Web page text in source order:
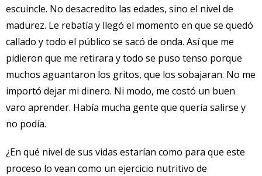
escuincle. No desacredito las edades, sino el nivel de
madurez. Le rebatía y llegó el momento en que se quedó
callado y todo el público se sacó de onda. Así que me
pidieron que me retirara y todo se puso tenso porque
muchos aguantaron los gritos, que los sobajaran. No me
importó dejar mi dinero. Ni modo, me costó un buen
varo aprender. Había mucha gente que quería salirse y
no podía.
¿En qué nivel de sus vidas estarían como para que este
proceso lo vean como un ejercicio nutritivo de